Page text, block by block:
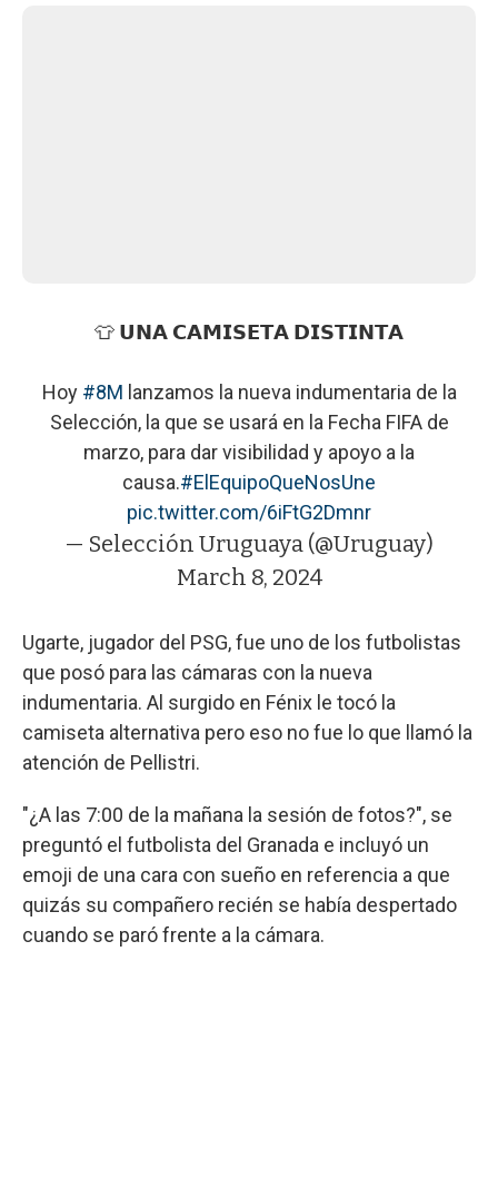
👕 𝗨𝗡𝗔 𝗖𝗔𝗠𝗜𝗦𝗘𝗧𝗔 𝗗𝗜𝗦𝗧𝗜𝗡𝗧𝗔
Hoy #8M lanzamos la nueva indumentaria de la
Selección, la que se usará en la Fecha FIFA de
marzo, para dar visibilidad y apoyo a la
causa.#ElEquipoQueNosUne
pic.twitter.com/6iFtG2Dmnr
— Selección Uruguaya (@Uruguay)
March 8, 2024
Ugarte, jugador del PSG, fue uno de los futbolistas
que posó para las cámaras con la nueva
indumentaria. Al surgido en Fénix le tocó la
camiseta alternativa pero eso no fue lo que llamó la
atención de Pellistri.
"¿A las 7:00 de la mañana la sesión de fotos?", se
preguntó el futbolista del Granada e incluyó un
emoji de una cara con sueño en referencia a que
quizás su compañero recién se había despertado
cuando se paró frente a la cámara.